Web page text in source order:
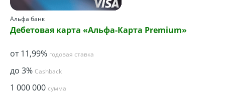
Альфа банк
Дебетовая карта «Альфа-Карта Premium»
от 11,99% годовая ставка
до 3% Cashback
1 000 000 сумма